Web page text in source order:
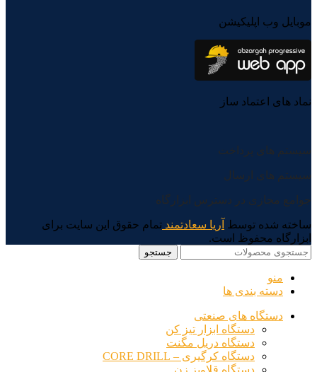
موبایل وب اپلیکیشن
نماد های اعتماد ساز
سیستم های پرداخت
سیستم های ارسال
جوامع مجازی در دسترس ابزارگاه
ساخته شده توسط آریا سعادتمند تمام حقوق این سایت برای
ابزارگاه محفوظ است.
جستجو
منو
دسته بندی ها
دستگاه های صنعتی
دستگاه ابزار تیز کن
دستگاه دریل مگنت
دستگاه کرگیری – CORE DRILL
دستگاه قلاویز زن